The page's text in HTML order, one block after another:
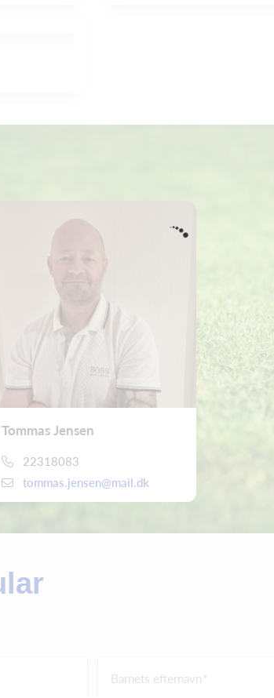
Tommas Jensen
22318083
tommas.jensen@mail.dk
Barnets efternavn